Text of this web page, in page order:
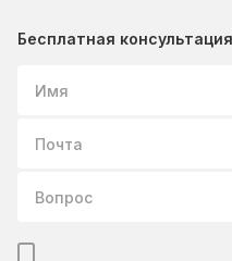
Бесплатная консультация